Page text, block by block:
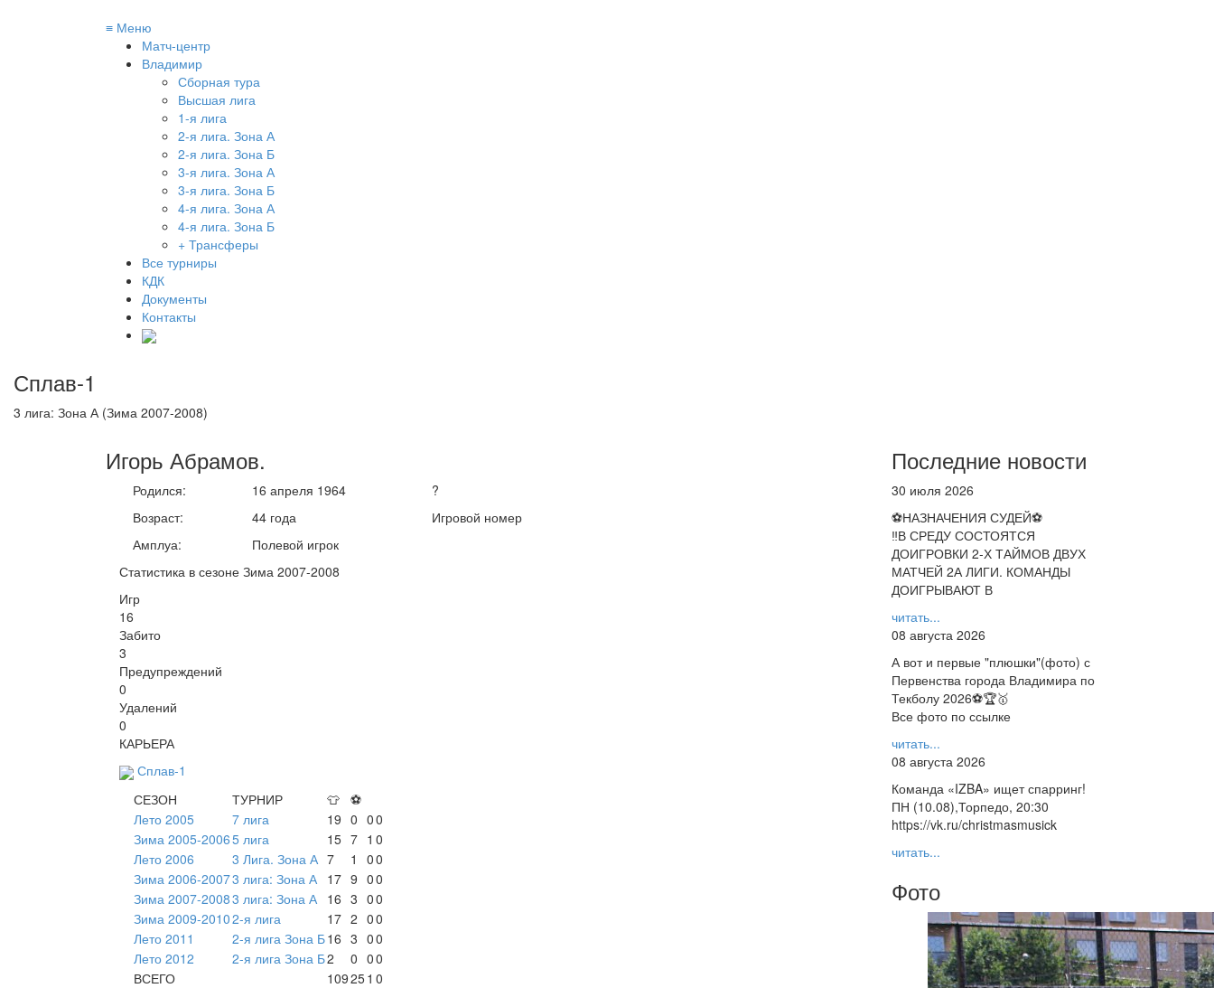
≡ Меню
Матч-центр
Владимир
Сборная тура
Высшая лига
1-я лига
2-я лига. Зона А
2-я лига. Зона Б
3-я лига. Зона А
3-я лига. Зона Б
4-я лига. Зона А
4-я лига. Зона Б
+ Трансферы
Все турниры
КДК
Документы
Контакты
Сплав-1
3 лига: Зона А (Зима 2007-2008)
Игорь Абрамов.
Родился:
Возраст:
Амплуа:
16 апреля 1964
44 года
Полевой игрок
?
Игровой номер
Статистика в сезоне Зима 2007-2008
Игр
16
Забито
3
Предупреждений
0
Удалений
0
КАРЬЕРА
Сплав-1
СЕЗОН
ТУРНИР 👕 ⚽
Лето 2005
7 лига 19 0 00
Зима 2005-20065 лига 15 7 1 0
Лето 2006
3 Лига. Зона А 7 1 00
Зима 2006-20073 лига: Зона А 17 9 00
Зима 2007-20083 лига: Зона А 16 3 00
Зима 2009-20102-я лига 17 2 00
Лето 2011
2-я лига Зона Б16 3 00
Лето 2012
2-я лига Зона Б2 0 00
ВСЕГО
109251 0
Последние новости
30 июля 2026
⚽НАЗНАЧЕНИЯ СУДЕЙ⚽
‼В СРЕДУ СОСТОЯТСЯ
ДОИГРОВКИ 2-Х ТАЙМОВ ДВУХ
МАТЧЕЙ 2А ЛИГИ. КОМАНДЫ
ДОИГРЫВАЮТ В
читать...
08 августа 2026
А вот и первые "плюшки"(фото) с
Первенства города Владимира по
Текболу 2026⚽🏆🥇
Все фото по ссылке
читать...
08 августа 2026
Команда «IZBA» ищет спарринг!
ПН (10.08),Торпедо, 20:30
https://vk.ru/christmasmusick
читать...
Фото